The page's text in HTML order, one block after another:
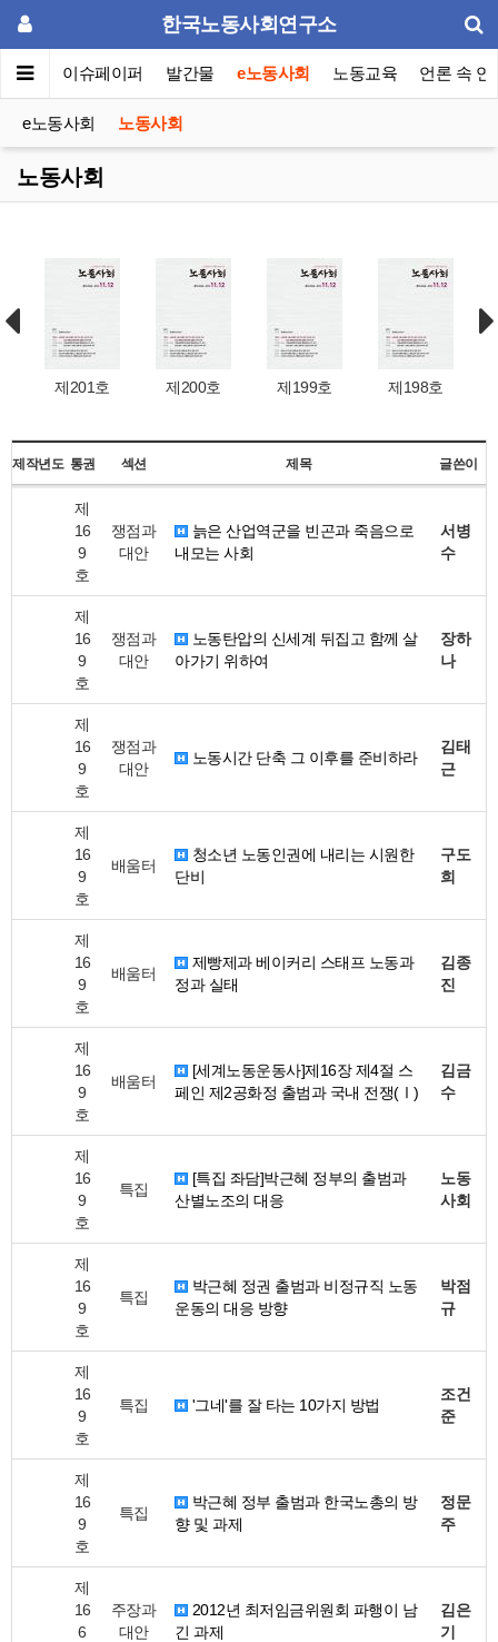
한국노동사회연구소
포럼 이슈페이퍼 발간물 e노동사회 노동교육 언론 속 연
e노동사회 노동사회
노동사회
제201호 제200호 제199호 제198호
제작년도 통권 섹션 제목 글쓴이
제
16
9
호
쟁점과
대안
늙은 산업역군을 빈곤과 죽음으로
내모는 사회
서병
수
제
16
9
호
쟁점과
대안
노동탄압의 신세계 뒤집고 함께 살
아가기 위하여
장하
나
제
16
9
호
쟁점과
대안
노동시간 단축 그 이후를 준비하라
김태
근
제
16
9
호
배움터
청소년 노동인권에 내리는 시원한
단비
구도
희
제
16
9
호
배움터
제빵제과 베이커리 스태프 노동과
정과 실태
김종
진
제
16
9
호
배움터
[세계노동운동사]제16장 제4절 스
페인 제2공화정 출범과 국내 전쟁(Ⅰ)
김금
수
제
16
9
호
특집
[특집 좌담]박근혜 정부의 출범과
산별노조의 대응
노동
사회
제
16
9
호
특집
박근혜 정권 출범과 비정규직 노동
운동의 대응 방향
박점
규
제
16
9
호
특집 '그네'를 잘 타는 10가지 방법
조건
준
제
16
9
호
특집
박근혜 정부 출범과 한국노총의 방
향 및 과제
정문
주
제
16
6
주장과
대안
2012년 최저임금위원회 파행이 남
긴 과제
김은
기